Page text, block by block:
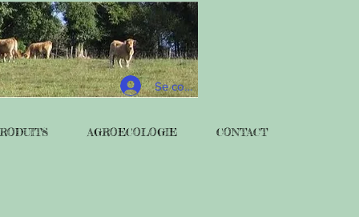
Se connecter
AGROECOLOGIE CONTACT